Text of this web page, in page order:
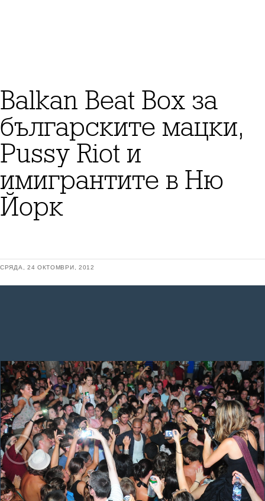
Balkan Beat Box за
българските мацки,
Pussy Riot и
имигрантите в Ню
Йорк
СРЯДА, 24 ОКТОМВРИ, 2012